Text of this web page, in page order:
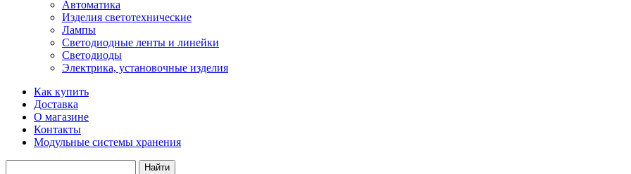
Автоматика
Изделия светотехнические
Лампы
Светодиодные ленты и линейки
Светодиоды
Электрика, установочные изделия
Как купить
Доставка
О магазине
Контакты
Модульные системы хранения
Найти